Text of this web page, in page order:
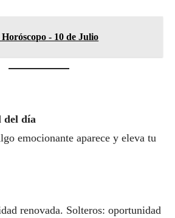
Horóscopo - 10 de Julio
del día
emocionante aparece y eleva tu
renovada. Solteros: oportunidad